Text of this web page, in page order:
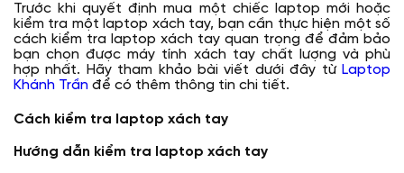
Trước khi quyết định mua một chiếc laptop mới hoặc
kiểm tra một laptop xách tay, bạn cần thực hiện một số
cách kiểm tra laptop xách tay quan trọng để đảm bảo
bạn chọn được máy tính xách tay chất lượng và phù
hợp nhất. Hãy tham khảo bài viết dưới đây từ Laptop
Khánh Trần để có thêm thông tin chi tiết.
Cách kiểm tra laptop xách tay
Hướng dẫn kiểm tra laptop xách tay